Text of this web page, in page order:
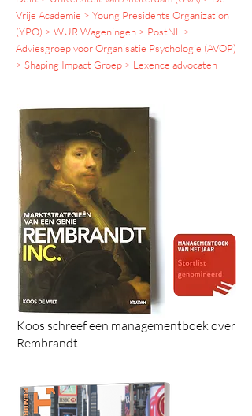
Vrije Academie > Young Presidents Organization
(YPO) > WUR Wageningen > PostNL >
Adviesgroep voor Organisatie Psychologie (AVOP)
> Shaping Impact Groep > Lexence advocaten
Koos schreef een managementboek over
Rembrandt